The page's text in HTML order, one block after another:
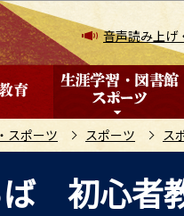
音声読み上げ
スポーツ スポーツ ス
ば 初心者